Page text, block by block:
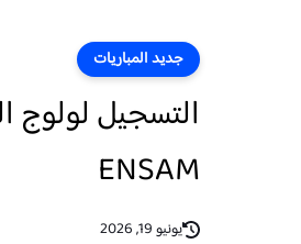
جديد المباريات
ENSAM
يونيو 19, 2026